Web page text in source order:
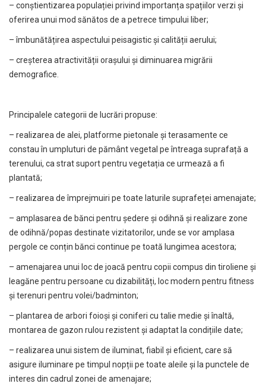
– conștientizarea populației privind importanța spațiilor verzi și
oferirea unui mod sănătos de a petrece timpului liber;
– îmbunătățirea aspectului peisagistic și calității aerului;
– creșterea atractivității orașului și diminuarea migrării
demografice.
Principalele categorii de lucrări propuse:
– realizarea de alei, platforme pietonale și terasamente ce
constau în umpluturi de pământ vegetal pe întreaga suprafață a
terenului, ca strat suport pentru vegetația ce urmează a fi
plantată;
– realizarea de împrejmuiri pe toate laturile suprafeței amenajate;
– amplasarea de bănci pentru ședere și odihnă și realizare zone
de odihnă/popas destinate vizitatorilor, unde se vor amplasa
pergole ce conțin bănci continue pe toată lungimea acestora;
– amenajarea unui loc de joacă pentru copii compus din tiroliene și
leagăne pentru persoane cu dizabilități, loc modern pentru fitness
și terenuri pentru volei/badminton;
– plantarea de arbori foioși și coniferi cu talie medie și înaltă,
montarea de gazon rulou rezistent și adaptat la condițiile date;
– realizarea unui sistem de iluminat, fiabil și eficient, care să
asigure iluminare pe timpul nopții pe toate aleile și la punctele de
interes din cadrul zonei de amenajare;